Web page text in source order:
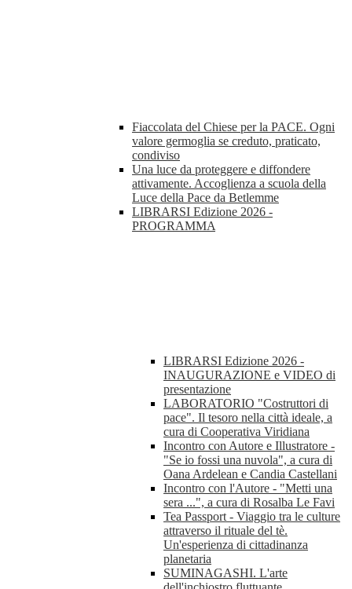
Fiaccolata del Chiese per la PACE. Ogni
valore germoglia se creduto, praticato,
condiviso
Una luce da proteggere e diffondere
attivamente. Accoglienza a scuola della
Luce della Pace da Betlemme
LIBRARSI Edizione 2026 -
PROGRAMMA
LIBRARSI Edizione 2026 -
INAUGURAZIONE e VIDEO di
presentazione
LABORATORIO "Costruttori di
pace". Il tesoro nella città ideale, a
cura di Cooperativa Viridiana
Incontro con Autore e Illustratore -
"Se io fossi una nuvola", a cura di
Oana Ardelean e Candia Castellani
Incontro con l'Autore - "Metti una
sera ...", a cura di Rosalba Le Favi
Tea Passport - Viaggio tra le culture
attraverso il rituale del tè.
Un'esperienza di cittadinanza
planetaria
SUMINAGASHI. L'arte